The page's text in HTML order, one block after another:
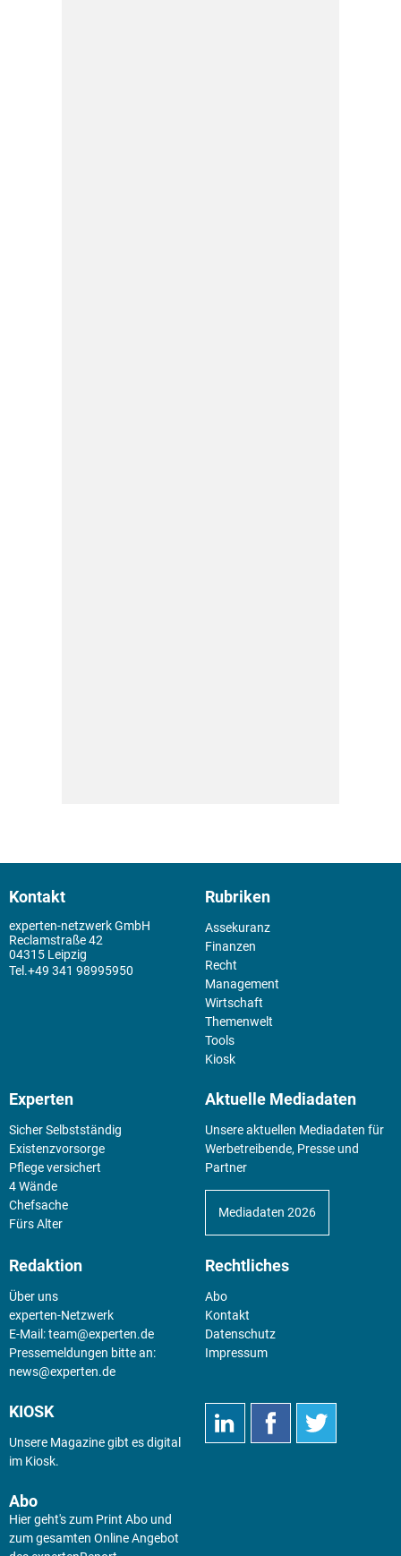
Kontakt
experten-netzwerk GmbH
Reclamstraße 42
04315 Leipzig
+49 341 98995950
Rubriken
Assekuranz
Finanzen
Recht
Management
Wirtschaft
Themenwelt
Tools
Kiosk
Experten
Sicher Selbstständig
Existenz­vorsorge
Pflege versichert
4 Wände
Chefsache
Fürs Alter
Aktuelle Mediadaten
Unsere aktuellen Mediadaten für
Werbetreibende, Presse und
Partner
Mediadaten 2026
Redaktion
Über uns
experten-Netzwerk
E-Mail:team@experten.de
Pressemeldungen bitte an:
news@experten.de
Rechtliches
Abo
Kontakt
Datenschutz
Impressum
KIOSK
Unsere Magazine gibt es digital
im Kiosk.
Abo
Hier geht's zum Print Abo und
zum gesamten Online Angebot